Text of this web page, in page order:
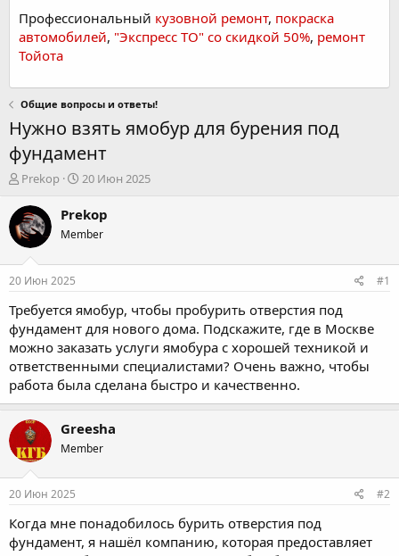
Профессиональный кузовной ремонт, покраска
автомобилей, "Экспресс ТО" со скидкой 50%, ремонт
Тойота
Общие вопросы и ответы!
Нужно взять ямобур для бурения под
фундамент
А
т
о
р
е
м
ы
Prekop
Д
т
н
л
20 Июн 2025
Prekop
Member
20 Июн 2025 #1
Требуется ямобур, чтобы пробурить отверстия под
фундамент для нового дома. Подскажите, где в Москве
можно заказать услуги ямобура с хорошей техникой и
ответственными специалистами? Очень важно, чтобы
работа была сделана быстро и качественно.
Greesha
Member
20 Июн 2025 #2
Когда мне понадобилось бурить отверстия под
фундамент, я нашёл компанию, которая предоставляет